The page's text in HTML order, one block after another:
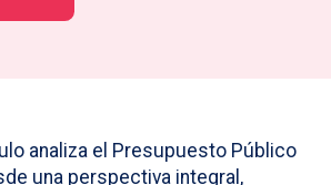
analiza el Presupuesto Público
una perspectiva integral,